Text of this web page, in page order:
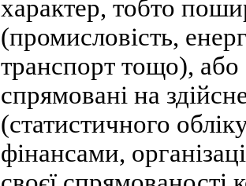
характер, тобто
(промисловість,
транспорт тощо), або
спрямовані на
(статистичного
фінансами,